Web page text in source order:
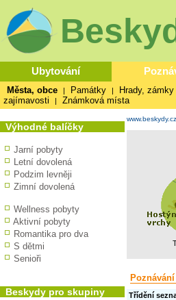
Ubytování
Města, obce | Památky | Hrady, zámky
zajímavosti
| Známková místa
Výhodné balíčky
Jarní pobyty
Letní dovolená
Podzim levněji
Zimní dovolená
Wellness pobyty
Aktivní pobyty
Romantika pro dva
S dětmi
Senioři
Beskydy pro skupiny
www.beskydy.cz
Třídění